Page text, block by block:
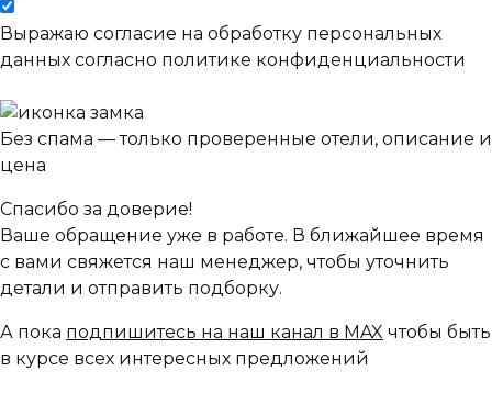
Выражаю согласие на обработку персональных
данных согласно политике конфиденциальности
Без спама — только проверенные отели, описание и
цена
Спасибо за доверие!
Ваше обращение уже в работе. В ближайшее время
с вами свяжется наш менеджер, чтобы уточнить
детали и отправить подборку.
А пока подпишитесь на наш канал в MAX чтобы быть
в курсе всех интересных предложений